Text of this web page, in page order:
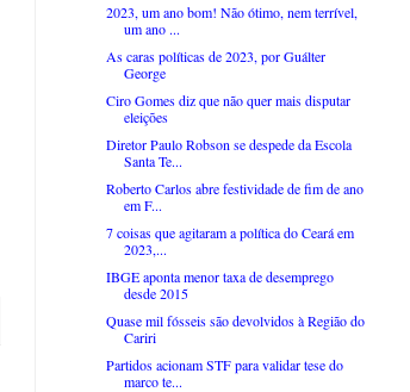
2023, um ano bom! Não ótimo, nem terrível,
um ano ...
As caras políticas de 2023, por Guálter
George
Ciro Gomes diz que não quer mais disputar
eleições
Diretor Paulo Robson se despede da Escola
Santa Te...
Roberto Carlos abre festividade de fim de ano
em F...
7 coisas que agitaram a política do Ceará em
2023,...
IBGE aponta menor taxa de desemprego
desde 2015
Quase mil fósseis são devolvidos à Região do
Cariri
Partidos acionam STF para validar tese do
marco te...